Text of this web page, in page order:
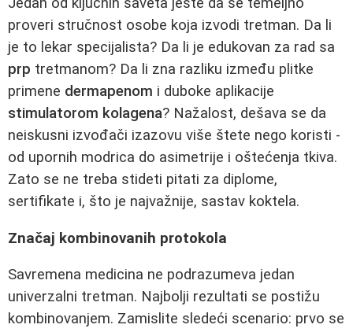
proveri stručnost osobe koja izvodi tretman. Da li
je to lekar specijalista? Da li je edukovan za rad sa
prp tretmanom? Da li zna razliku između plitke
primene dermapenom i duboke aplikacije
stimulatorom kolagena? Nažalost, dešava se da
neiskusni izvođači izazovu više štete nego koristi -
od upornih modrica do asimetrije i oštećenja tkiva.
Zato se ne treba stideti pitati za diplome,
sertifikate i, što je najvažnije, sastav koktela.
Značaj kombinovanih protokola
Savremena medicina ne podrazumeva jedan
univerzalni tretman. Najbolji rezultati se postižu
kombinovanjem. Zamislite sledeći scenario: prvo se